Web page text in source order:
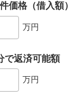
価格（借入額）
万円
で返済可能額
万円